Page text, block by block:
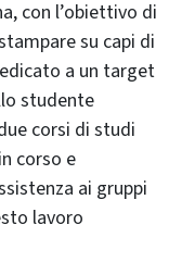
con l’obiettivo di
su capi di
a un target
studente
corsi di studi
corso e
ai gruppi
lavoro